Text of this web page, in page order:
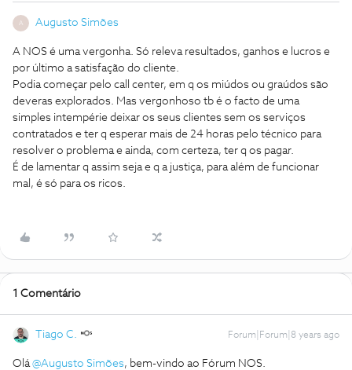
A Augusto Simões
A NOS é uma vergonha. Só releva resultados, ganhos e lucros e
por último a satisfação do cliente.
Podia começar pelo call center, em q os miúdos ou graúdos são
deveras explorados. Mas vergonhoso tb é o facto de uma
simples intempérie deixar os seus clientes sem os serviços
contratados e ter q esperar mais de 24 horas pelo técnico para
resolver o problema e ainda, com certeza, ter q os pagar.
É de lamentar q assim seja e q a justiça, para além de funcionar
mal, é só para os ricos.
1 Comentário
Tiago C. Forum|Forum|8 years ago
Olá@Augusto Simões, bem-vindo ao Fórum NOS.